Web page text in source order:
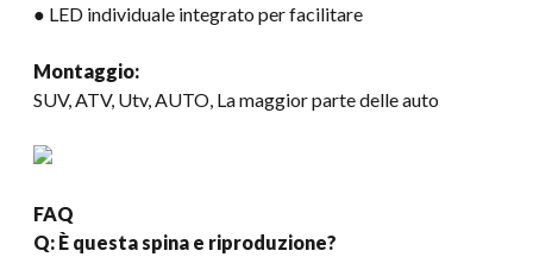
● LED individuale integrato per facilitare
Montaggio:
SUV, ATV, Utv, AUTO, La maggior parte delle auto
FAQ
Q: È questa spina e riproduzione?